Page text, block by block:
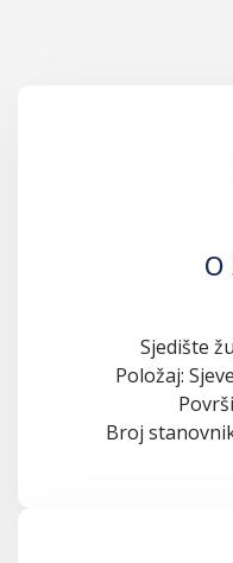
Sjedište
Položaj:
Broj